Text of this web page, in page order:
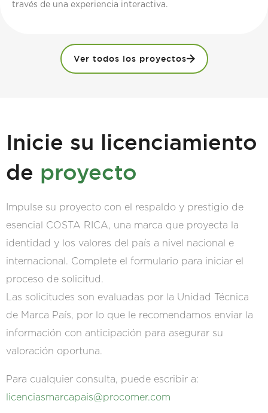
través de una experiencia interactiva.
Ver todos los proyectos
Inicie su licenciamiento
de proyecto
Impulse su proyecto con el respaldo y prestigio de
esencial COSTA RICA, una marca que proyecta la
identidad y los valores del país a nivel nacional e
internacional. Complete el formulario para iniciar el
proceso de solicitud.
Las solicitudes son evaluadas por la Unidad Técnica
de Marca País, por lo que le recomendamos enviar la
información con anticipación para asegurar su
valoración oportuna.
Para cualquier consulta, puede escribir a:
licenciasmarcapais@procomer.com